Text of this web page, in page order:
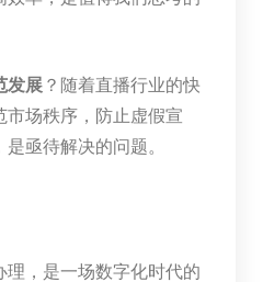
发展？随着直播行业的快
市场秩序，防止虚假宣
亟待解决的问题。
理，是一场数字化时代的